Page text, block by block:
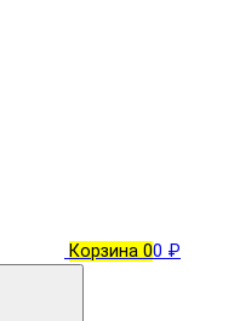
Корзина 00 ₽